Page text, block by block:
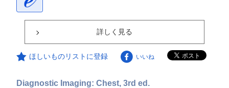
詳しく見る
ほしいものリストに登録 いいね
Diagnostic Imaging: Chest, 3rd ed.